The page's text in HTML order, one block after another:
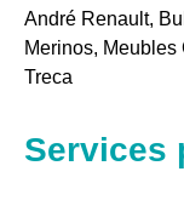
André Renault,
Merinos,
Treca
Services